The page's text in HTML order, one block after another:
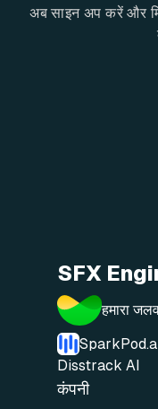
अब साइन अप करें और
SFX
हमारा
Disstrack AI
कंपनी